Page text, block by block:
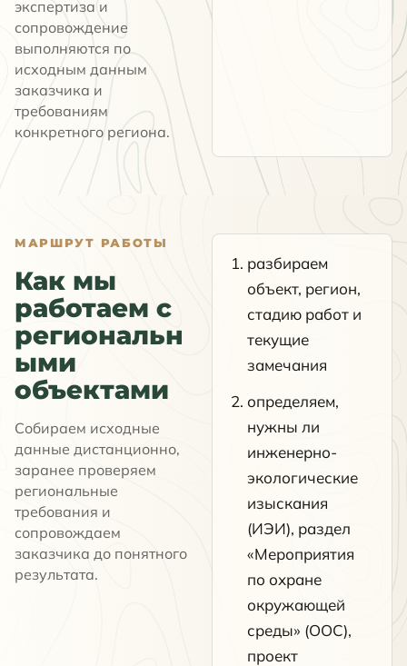
экспертиза и
сопровождение
выполняются по
исходным данным
заказчика и
требованиям
конкретного региона.
МАРШРУТ РАБОТЫ
Как мы
работаем с
региональн
ыми
объектами
Собираем исходные
данные дистанционно,
заранее проверяем
региональные
требования и
сопровождаем
заказчика до понятного
результата.
разбираем
объект, регион,
стадию работ и
текущие
замечания
определяем,
нужны ли
инженерно-
экологические
изыскания
(ИЭИ), раздел
«Мероприятия
по охране
окружающей
среды» (ООС),
проект